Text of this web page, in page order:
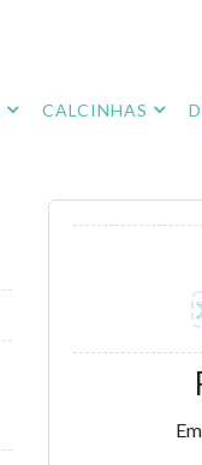
CALCINHAS